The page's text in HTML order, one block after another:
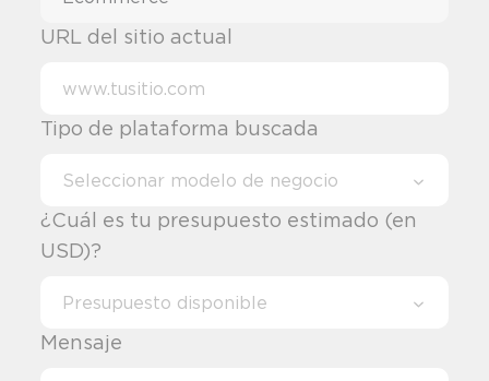
URL del sitio actual
Tipo de plataforma buscada
Seleccionar modelo de negocio
¿Cuál es tu presupuesto estimado (en
USD)?
Presupuesto disponible
Mensaje